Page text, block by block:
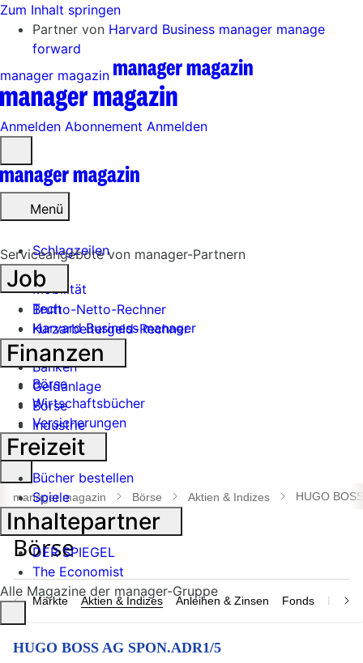
Zum Inhalt springen
Partner von Harvard Business manager manage
forward
manager magazin
Anmelden Abonnement Anmelden
öffnen
Menü
Schlagzeilen
Mobilität
Tech
Harvard Business manager
Handel
Banken
Geldanlage
Börse
Industrie
Suche
öffnen
manager magazin Börse Aktien & Indizes HUGO
Märkte Aktien & Indizes Anleihen & Zinsen Fonds
HUGO BOSS AG SPON.ADR1/5
Serviceangebote von manager-Partnern
Job
Brutto-Netto-Rechner
Kurzarbeitergeld-Rechner
Finanzen
Börse
Wirtschaftsbücher
Versicherungen
Freizeit
Bücher bestellen
Spiele
Inhaltepartner
DER SPIEGEL
The Economist
Alle Magazine der manager-Gruppe